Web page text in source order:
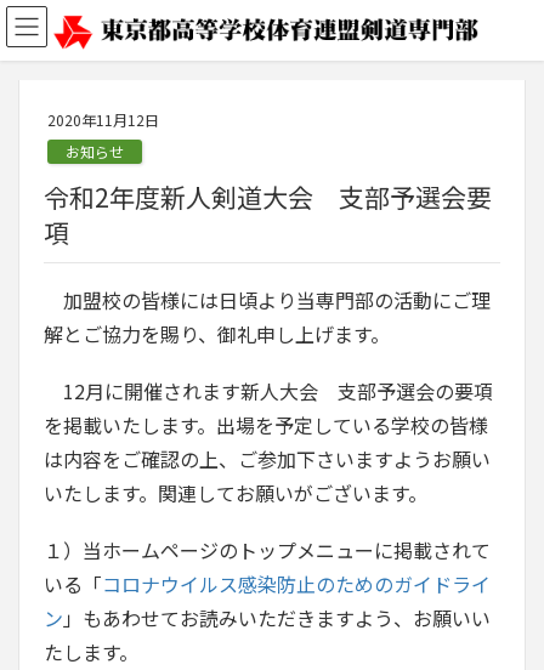
2020年11月12日
お知らせ
令和2年度新人剣道大会 支部予選会要
項
加盟校の皆様には日頃より当専門部の活動にご理
解とご協力を賜り、御礼申し上げます。
12月に開催されます新人大会 支部予選会の要項
を掲載いたします。出場を予定している学校の皆様
は内容をご確認の上、ご参加下さいますようお願い
いたします。関連してお願いがございます。
１）当ホームページのトップメニューに掲載されて
いる「コロナウイルス感染防止のためのガイドライ
ン 」もあわせてお読みいただきますよう、お願いい
たします。